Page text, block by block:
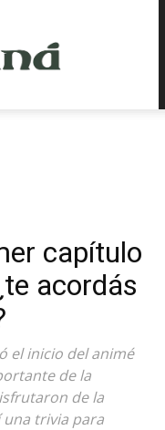
capítulo
acordás
el inicio del animé
de la
de la
una trivia para